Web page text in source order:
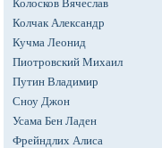
Колосков Вячеслав
Колчак Александр
Кучма Леонид
Пиотровский Михаил
Путин Владимир
Сноу Джон
Усама Бен Ладен
Фрейндлих Алиса